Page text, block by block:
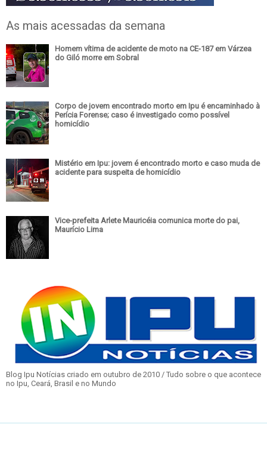
As mais acessadas da semana
Homem vítima de acidente de moto na CE-187 em Várzea
do Giló morre em Sobral
Corpo de jovem encontrado morto em Ipu é encaminhado à
Perícia Forense; caso é investigado como possível
homicídio
Mistério em Ipu: jovem é encontrado morto e caso muda de
acidente para suspeita de homicídio
Vice-prefeita Arlete Mauricéia comunica morte do pai,
Maurício Lima
Blog Ipu Notícias criado em outubro de 2010 / Tudo sobre o que acontece
no Ipu, Ceará, Brasil e no Mundo